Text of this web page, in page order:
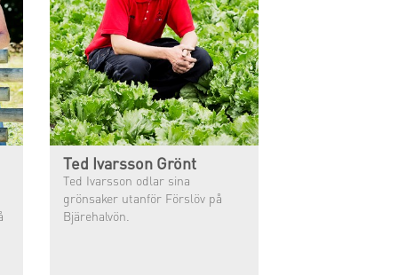
Ted Ivarsson Grönt
Ted Ivarsson odlar sina
grönsaker utanför Förslöv på
Bjärehalvön.